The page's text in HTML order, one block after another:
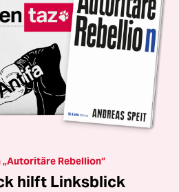
„Autoritäre Rebellion“
hilft Linksblick